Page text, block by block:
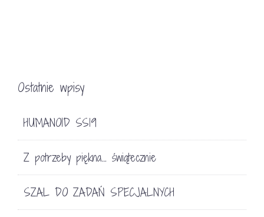
Ostatnie wpisy
HUMANOID SS19
Z potrzeby piękna… świątecznie
SZAL DO ZADAŃ SPECJALNYCH